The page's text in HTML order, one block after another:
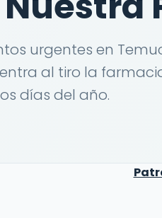
urgentes en
al tiro la
días del año.